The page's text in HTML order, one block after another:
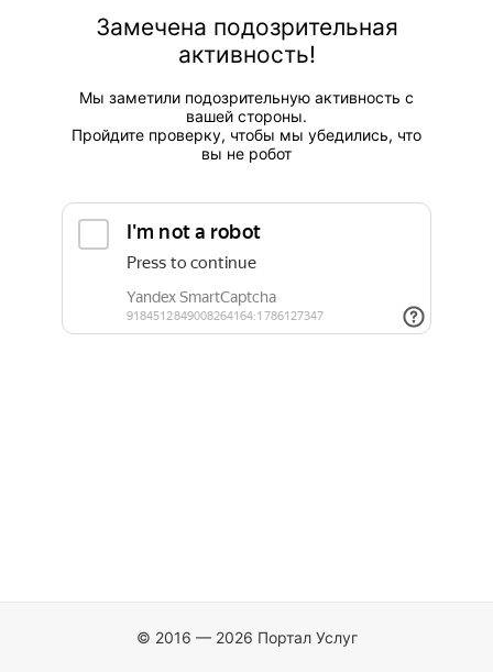
Замечена подозрительная
активность!
Мы заметили подозрительную активность с
вашей стороны.
Пройдите проверку, чтобы мы убедились, что
вы не робот
© 2016 — 2026 Портал Услуг